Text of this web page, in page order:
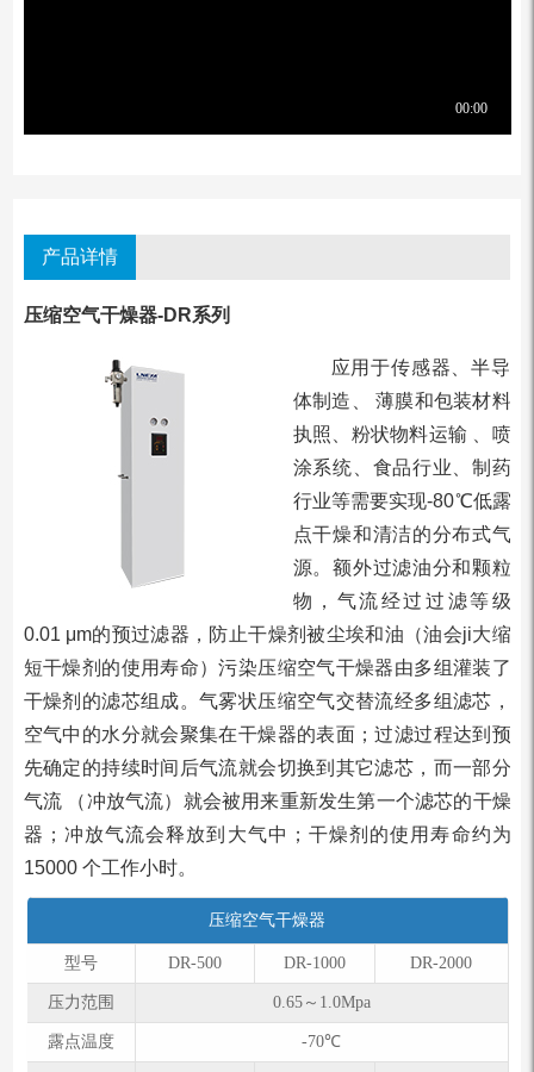
产品详情
压缩空气干燥器-DR系列
应用于传感器、半导
体制造、 薄膜和包装材料
执照、粉状物料运输 、喷
涂系统、食品行业、制药
行业等需要实现-80℃低露
点干燥和清洁的分布式气
源。额外过滤油分和颗粒
物，气流经过过滤等级
0.01 μm的预过滤器，防止干燥剂被尘埃和油（油会ji大缩
短干燥剂的使用寿命）污染压缩空气干燥器由多组灌装了
干燥剂的滤芯组成。气雾状压缩空气交替流经多组滤芯，
空气中的水分就会聚集在干燥器的表面；过滤过程达到预
先确定的持续时间后气流就会切换到其它滤芯，而一部分
气流 （冲放气流）就会被用来重新发生第一个滤芯的干燥
器；冲放气流会释放到大气中；干燥剂的使用寿命约为
15000 个工作小时。
压缩空气干燥器
型号 DR-500 DR-1000 DR-2000
压力范围 0.65～1.0Mpa
露点温度 -70℃